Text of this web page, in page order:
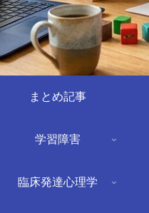
まとめ記事
学習障害
臨床発達心理学